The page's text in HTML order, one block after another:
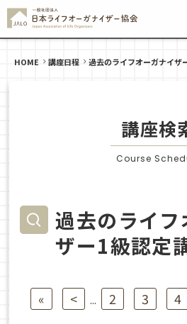
HOME 講座日程 過去のライフオーガナイザ
講座検
Course
過去のライフ
ザー1級認定
« < ... 2 3 4